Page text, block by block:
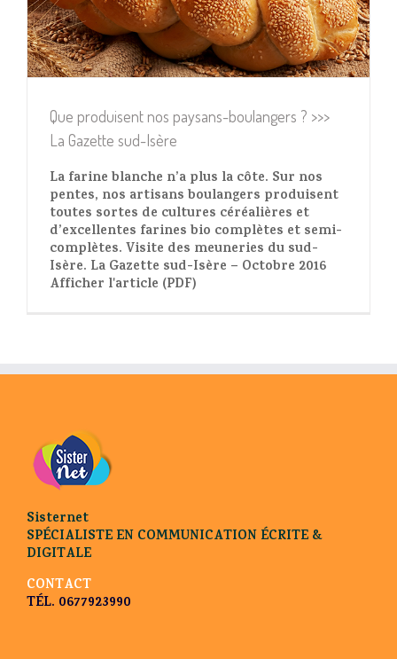
Que produisent nos paysans-boulangers ? >>>
La Gazette sud-Isère
La farine blanche n’a plus la côte. Sur nos
pentes, nos artisans boulangers produisent
toutes sortes de cultures céréalières et
d’excellentes farines bio complètes et semi-
complètes. Visite des meuneries du sud-
Isère. La Gazette sud-Isère – Octobre 2016
Afficher l'article (PDF)
Sisternet
SPÉCIALISTE EN COMMUNICATION ÉCRITE &
DIGITALE
CONTACT
TÉL. 0677923990